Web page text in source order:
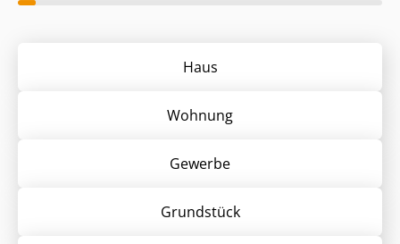
Haus
Wohnung
Gewerbe
Grund­stück